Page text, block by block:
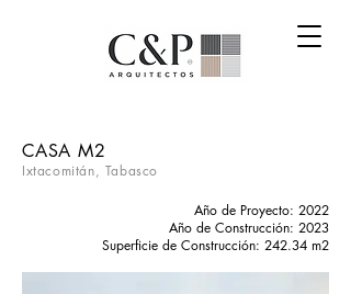
CASA M2
Ixtacomitán, Tabasco
Año de Proyecto: 2022
Año de Construcción: 2023
Superficie de Construcción: 242.34 m2